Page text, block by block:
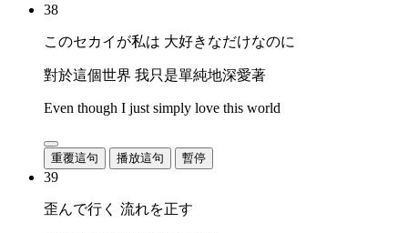
38
このセカイが私は 大好きなだけなのに
對於這個世界 我只是單純地深愛著
Even though I just simply love this world
重覆這句 播放這句 暫停
39
歪んで行く 流れを正す